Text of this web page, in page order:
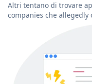
Altri tentano di trovare
companies che